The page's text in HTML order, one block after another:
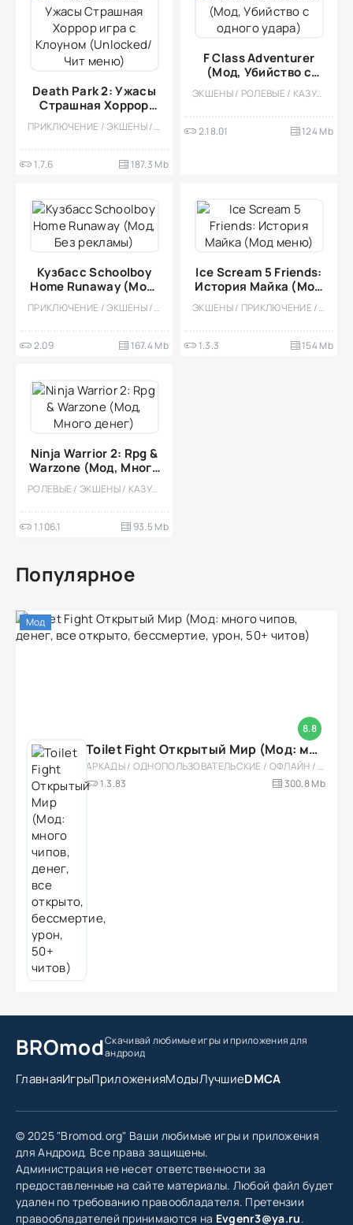
Death Park 2: Ужасы
Страшная Хоррор
игра с Клоуном
(Unlocked/Чит меню)
ПРИКЛЮЧЕНИЕ / ЭКШЕНЫ / ХОРРОР / ОДНОПОЛЬЗОВАТЕЛЬСКИЕ / СТИЛИЗАЦИЯ / 3D / МОНСТРЫ / ВЫЖИВАНИЕ / ХОРРОР НА ВЫЖИВАНИЕ / ОТ ПЕРВОГО ЛИЦА / ГОЛОВОЛОМКИ
1.7.6 187.3 Mb
F Class Adventurer
(Мод, Убийство с
одного удара)
ЭКШЕНЫ / РОЛЕВЫЕ / КАЗУАЛЬНЫЕ / ПИКСЕЛЬНАЯ / ОДНОПОЛЬЗОВАТЕЛЬСКИЕ / СТИЛИЗАЦИЯ / МОНСТРЫ / ФЭНТЕЗИ / МОД / ВСТРОЕННЫЙ КЕШ / АНИМЕ / ПРИКЛЮЧЕНИЕ / БОССЫ
2.18.01 124 Mb
Кузбасс Schoolboy
Home Runaway (Мод,
Без рекламы)
ПРИКЛЮЧЕНИЕ / ЭКШЕНЫ / ОДНОПОЛЬЗОВАТЕЛЬСКИЕ / СТИЛИЗАЦИЯ / ОФЛАЙН / ВЫЖИВАНИЕ / ОТ ПЕРВОГО ЛИЦА
2.09 167.4 Mb
Ice Scream 5 Friends:
История Майка (Мод
меню)
ЭКШЕНЫ / ПРИКЛЮЧЕНИЕ / КАЗУАЛЬНЫЕ / ОДНОПОЛЬЗОВАТЕЛЬСКИЕ / СТИЛИЗАЦИЯ / ОФЛАЙН / 3D / ДЛЯ ДЕТЕЙ / ХОРРОР / ХОРРОР НА ВЫЖИВАНИЕ / ГОЛОВОЛОМКИ / ВСТРОЕННЫЙ КЕШ / ОТ ПЕРВОГО ЛИЦА
1.3.3 154 Mb
Ninja Warrior 2: Rpg &
Warzone (Мод, Много
денег)
РОЛЕВЫЕ / ЭКШЕНЫ / КАЗУАЛЬНЫЕ / ОДНОПОЛЬЗОВАТЕЛЬСКИЕ / СТИЛИЗАЦИЯ / ОФЛАЙН / ПРИКЛЮЧЕНИЕ / МОД / ВСТРОЕННЫЙ КЕШ / ПЛАТФОРМЕРЫ / СТЕЛС / ФЭНТЕЗИ / МАЛЕНЬКАЯ
1.106.1 93.5 Mb
Популярное
8.8
Мод
Toilet Fight Открытый Мир (Мод: много чипов, денег, все открыто, бессмертие, урон, 50+ читов)
АРКАДЫ / ОДНОПОЛЬЗОВАТЕЛЬСКИЕ / ОФЛАЙН / МОД / РОЛЕВЫЕ / ШУТЕРЫ / ОТКРЫТЫЙ МИР / ВСТРОЕННЫЙ КЕШ / 3D / ЭКШЕНЫ / ТУАЛЕТНЫЕ ВОЙНЫ / ДЛЯ ДЕТЕЙ
1.3.83
300,8 Mb
BROmodСкачивай любимые игрыи приложения для
андроид
ГлавнаяИгрыПриложенияМодыЛучшиеDMCA
© 2025 "Bromod.org" Ваши любимые игры и приложения
для Андроид. Все права защищены.
Администрация не несет ответственности за
предоставленные на сайте материалы. Любой файл будет
удален по требованию правообладателя. Претензии
правообладателей принимаются на Evgenr3@ya.ru.